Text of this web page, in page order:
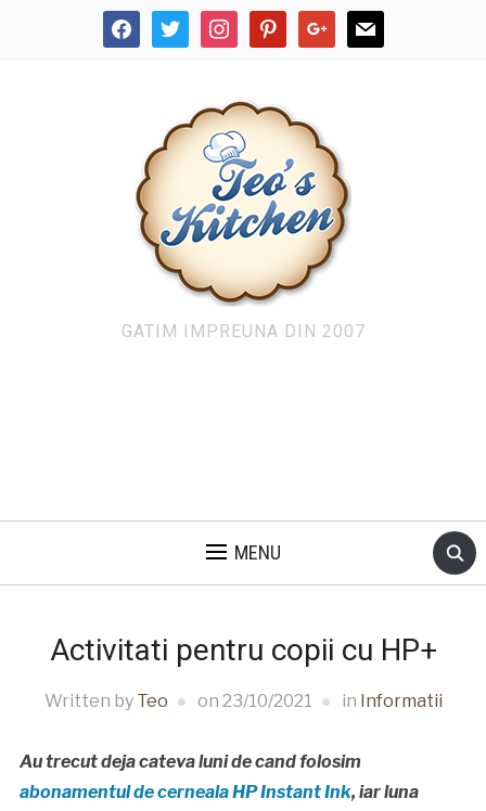
facebooktwitter instagrampinterestgoogle mail
GATIM IMPREUNA DIN 2007
MENU
Activitati pentru copii cu HP+
Written by Teo on 23/10/2021 in Informatii
Au trecut deja cateva luni de cand folosim
abonamentul de cerneala HP Instant Ink, iar luna